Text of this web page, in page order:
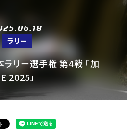
ラリー
リー選手権 第4戦 「加
2025」